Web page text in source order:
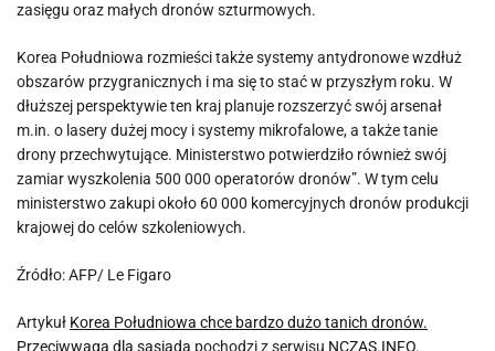
zasięgu oraz małych dronów szturmowych.
Korea Południowa rozmieści także systemy antydronowe wzdłuż
obszarów przygranicznych i ma się to stać w przyszłym roku. W
dłuższej perspektywie ten kraj planuje rozszerzyć swój arsenał
m.in. o lasery dużej mocy i systemy mikrofalowe, a także tanie
drony przechwytujące. Ministerstwo potwierdziło również swój
zamiar wyszkolenia 500 000 operatorów dronów”. W tym celu
ministerstwo zakupi około 60 000 komercyjnych dronów produkcji
krajowej do celów szkoleniowych.
Źródło: AFP/ Le Figaro
Artykuł Korea Południowa chce bardzo dużo tanich dronów.
Przeciwwaga dla sąsiada pochodzi z serwisu NCZAS.INFO.